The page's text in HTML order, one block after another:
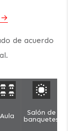
de acuerdo
Aula Salón de
banquetes